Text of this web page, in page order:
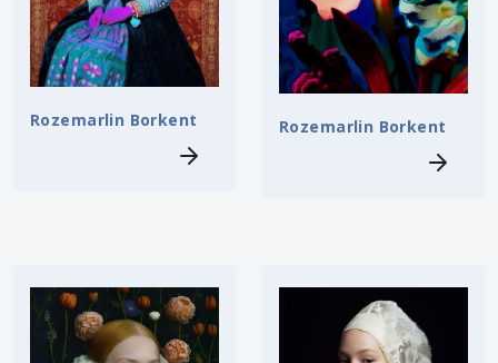
Rozemarlin Borkent Rozemarlin Borkent